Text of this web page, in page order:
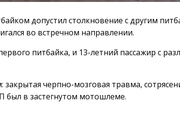
допустил столкновение с другим
во встречном направлении.
питбайка, и 13-летний пассажир с
черпно-мозговая травма,
был в застегнутом мотошлеме.